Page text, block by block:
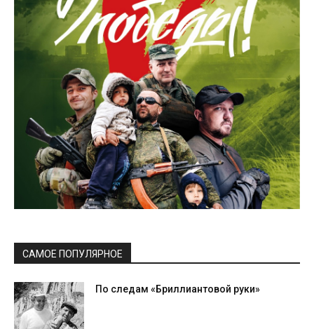
САМОЕ ПОПУЛЯРНОЕ
По следам «Бриллиантовой руки»